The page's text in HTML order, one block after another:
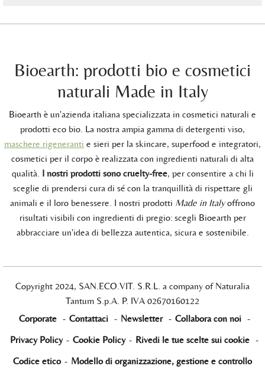
Bioearth: prodotti bio e cosmetici
naturali Made in Italy
Bioearth è un'azienda italiana specializzata in cosmetici naturali e
prodotti eco bio. La nostra ampia gamma di detergenti viso,
maschere rigeneranti e sieri per la skincare, superfood e integratori,
cosmetici per il corpo è realizzata con ingredienti naturali di alta
qualità. I nostri prodotti sono cruelty-free, per consentire a chi li
sceglie di prendersi cura di sé con la tranquillità di rispettare gli
animali e il loro benessere. I nostri prodotti Made in Italyoffrono
risultati visibili con ingredienti di pregio: scegli Bioearth per
abbracciare un'idea di bellezza autentica, sicura e sostenibile.
Copyright 2024, SAN.ECO.VIT. S.R.L. a company of Naturalia
Tantum S.p.A. P. IVA 02670160122
Corporate - Contattaci - Newsletter - Collabora con noi -
Privacy Policy - Cookie Policy - Rivedi le tue scelte sui cookie -
Codice etico - Modello di organizzazione, gestione e controllo